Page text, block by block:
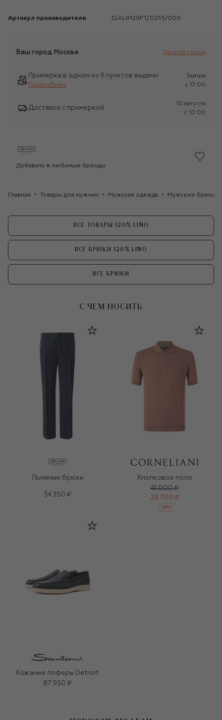
Артикул производителя 32ALIM29PT/0253/000
Ваш город Москва Другой город
Примерка в одном из 6 пунктов выдачи
Подробнее
Завтра
c 17:00
Доставка с примеркой
10 августа
c 10:00
Добавить в любимые бренды
Главная Товары для мужчин Мужская одежда Мужские брюки
ВСЕ ТОВАРЫ 120% LINO
ВСЕ БРЮКИ 120% LINO
ВСЕ БРЮКИ
С ЧЕМ НОСИТЬ
Льняные брюки
34 350 ₽
Хлопковое поло
41 000 ₽
28 700 ₽
-30%
Кожаные лоферы Detroit
87 950 ₽